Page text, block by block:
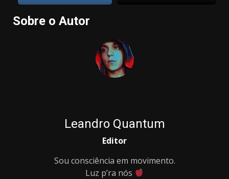
Sobre o Autor
Leandro Quantum
Editor
Sou consciência em movimento.
Luz p’ra nós